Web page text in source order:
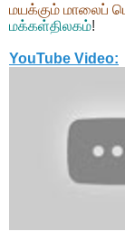
மயக்கும் மாலைப்
மக்கள்திலகம்!
YouTube Video: